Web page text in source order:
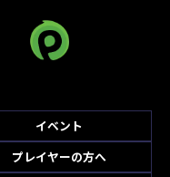
イベント
プレイヤーの方へ